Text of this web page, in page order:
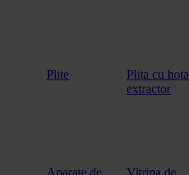
Plite
Plita cu hota
extractor
Aparate de
Vitrina de